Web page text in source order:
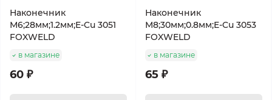
Наконечник
М6;28мм;1.2мм;E-Cu 3051
FOXWELD
в магазине
60 ₽
Наконечник
М8;30мм;0.8мм;E-Cu 3053
FOXWELD
в магазине
65 ₽